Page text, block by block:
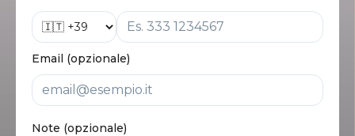
Email (opzionale)
Note (opzionale)